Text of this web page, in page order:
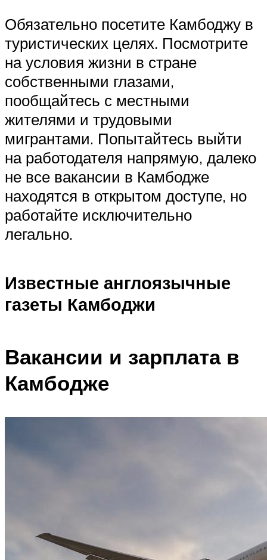
Обязательно посетите Камбоджу в
туристических целях. Посмотрите
на условия жизни в стране
собственными глазами,
пообщайтесь с местными
жителями и трудовыми
мигрантами. Попытайтесь выйти
на работодателя напрямую, далеко
не все вакансии в Камбодже
находятся в открытом доступе, но
работайте исключительно
легально.
Известные англоязычные
газеты Камбоджи
Вакансии и зарплата в
Камбодже